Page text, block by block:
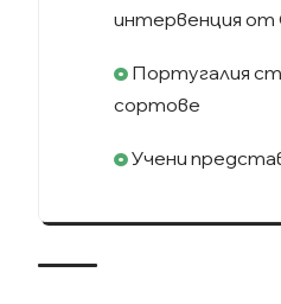
интервенция от
Португалия
сортове
Учени